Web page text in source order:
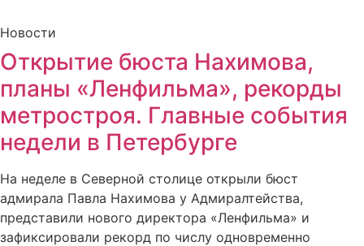
Новости
Открытие бюста Нахимова,
планы «Ленфильма», рекорды
метростроя. Главные события
недели в Петербурге
На неделе в Северной столице открыли бюст
адмирала Павла Нахимова у Адмиралтейства,
представили нового директора «Ленфильма» и
зафиксировали рекорд по числу одновременно